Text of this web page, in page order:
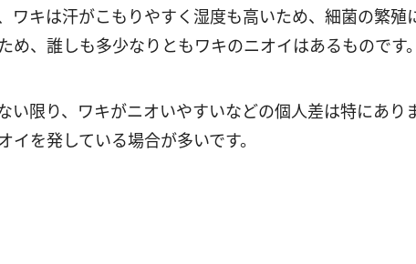
ワキは汗がこもりやすく湿度も高いため、細菌の繁殖
め、誰しも多少なりともワキのニオイはあるものです。
い限り、ワキがニオいやすいなどの個人差は特にあり
イを発している場合が多いです。